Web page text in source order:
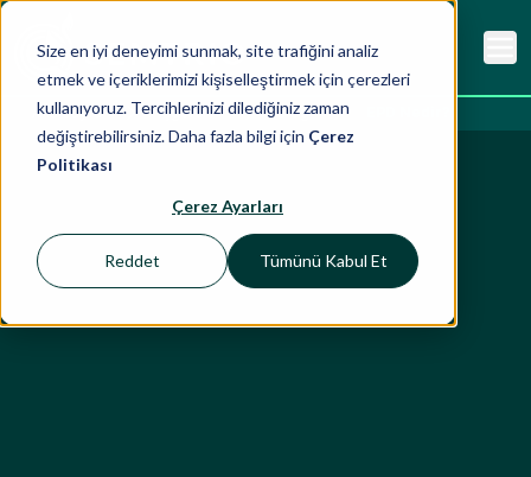
Size en iyi deneyimi sunmak, site trafiğini analiz
etmek ve içeriklerimizi kişiselleştirmek için çerezleri
kullanıyoruz. Tercihlerinizi dilediğiniz zaman
değiştirebilirsiniz. Daha fazla bilgi için Çerez
Politikası
Çerez Ayarları
Tümünü Kabul Et
Reddet
Ana Sayfa İçgörüler Blog